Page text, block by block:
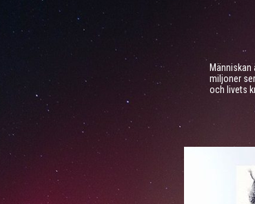
miljoner
och livets